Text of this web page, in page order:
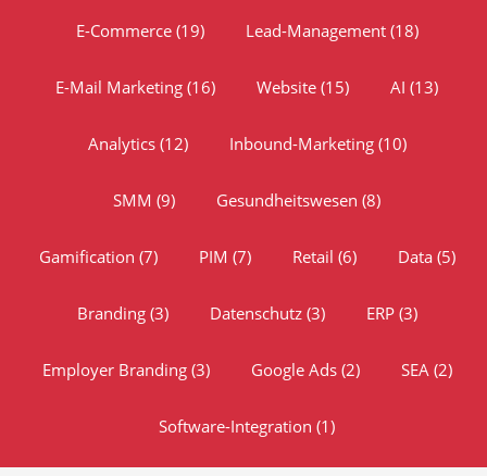
E-Commerce (19) Lead-Management (18)
E-Mail Marketing (16) Website (15) AI (13)
Analytics (12) Inbound-Marketing (10)
SMM (9) Gesundheitswesen (8)
Gamification (7) PIM (7) Retail (6) Data (5)
Branding (3) Datenschutz (3) ERP (3)
Employer Branding (3) Google Ads (2) SEA (2)
Software-Integration (1)